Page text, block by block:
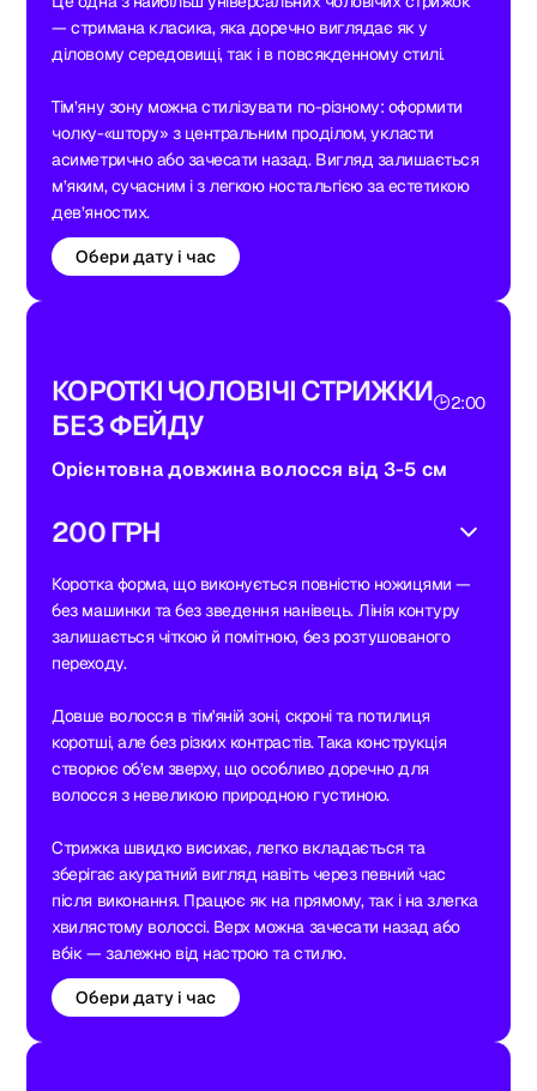
— стримана класика, яка доречно виглядає як у
діловому середовищі, так і в повсякденному стилі.
Тім’яну зону можна стилізувати по-різному: оформити
чолку-«штору» з центральним проділом, укласти
асиметрично або зачесати назад. Вигляд залишається
м’яким, сучасним і з легкою ностальгією за естетикою
дев’яностих.
Обери дату і час
КОРОТКІ ЧОЛОВІЧІ СТРИЖКИ
БЕЗ ФЕЙДУ
2:00
Орієнтовна довжина волосся від 3-5 см
200 ГРН
Коротка форма, що виконується повністю ножицями —
без машинки та без зведення нанівець. Лінія контуру
залишається чіткою й помітною, без розтушованого
переходу.
Довше волосся в тім'яній зоні, скроні та потилиця
коротші, але без різких контрастів. Така конструкція
створює об’єм зверху, що особливо доречно для
волосся з невеликою природною густиною.
Стрижка швидко висихає, легко вкладається та
зберігає акуратний вигляд навіть через певний час
після виконання. Працює як на прямому, так і на злегка
хвилястому волоссі. Верх можна зачесати назад або
вбік — залежно від настрою та стилю.
Обери дату і час